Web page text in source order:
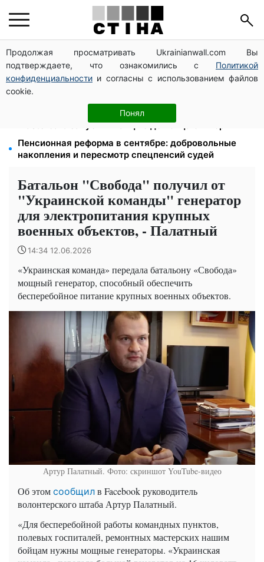
Продолжая просматривать Ukrainianwall.com Вы
подтверждаете, что ознакомились с Политикой
конфиденциальности и согласны с использованием файлов
cookie.
Понял
Мост Метро частично перекроют 7-10 августа:
водителям Киева советуют планировать объезд
113 млрд грн задолжали украинцы за коммуналку:
830 тысяч производств в реестре должников
Кэшбек до 40% на Netflix и YouTube: Ощадбанк и
Mastercard запустили акцию до конца октября
Пенсионная реформа в сентябре: добровольные
накопления и пересмотр спецпенсий судей
Батальон "Свобода" получил от
"Украинской команды" генератор
для электропитания крупных
военных объектов, - Палатный
14:34 12.06.2026
«Украинская команда» передала батальону «Свобода»
мощный генератор, способный обеспечить
бесперебойное питание крупных военных объектов.
Артур Палатный. Фото: скриншот YouTube-видео
Об этом сообщил в Facebook руководитель
волонтерского штаба Артур Палатный.
«Для бесперебойной работы командных пунктов,
полевых госпиталей, ремонтных мастерских нашим
бойцам нужны мощные генераторы. «Украинская